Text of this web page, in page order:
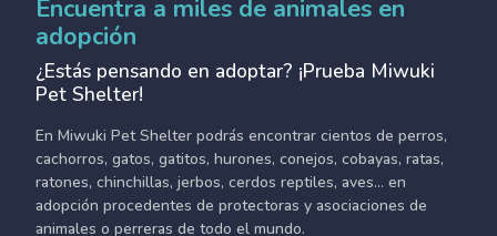
Encuentra a miles de animales en
adopción
¿Estás pensando en adoptar? ¡Prueba Miwuki
Pet Shelter!
En Miwuki Pet Shelter podrás encontrar cientos de perros,
cachorros, gatos, gatitos, hurones, conejos, cobayas, ratas,
ratones, chinchillas, jerbos, cerdos reptiles, aves... en
adopción procedentes de protectoras y asociaciones de
animales o perreras de todo el mundo.